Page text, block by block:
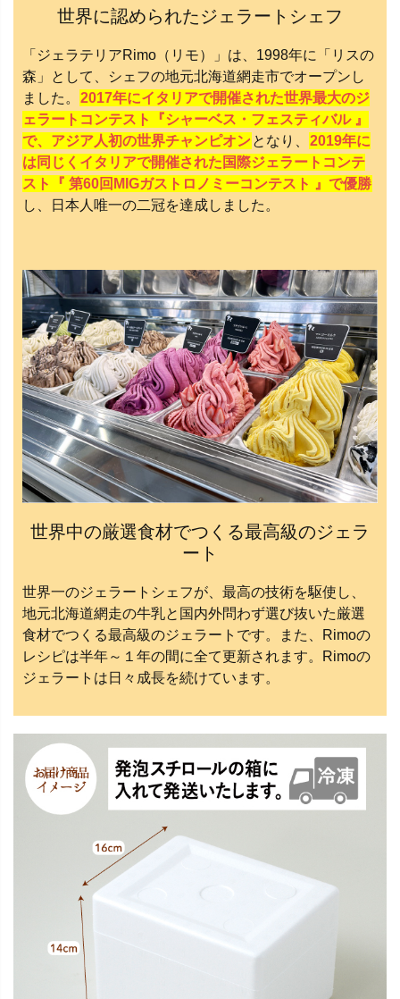
世界に認められたジェラートシェフ
「ジェラテリアRimo（リモ）」は、1998年に「リスの
森」として、シェフの地元北海道網走市でオープンし
ました。 2017年にイタリアで開催された世界最大のジ
ェラートコンテスト『シャーベス・フェスティバル 』
で、アジア人初の世界チャンピオンとなり、 2019年に
は同じくイタリアで開催された国際ジェラートコンテ
スト『 第60回MIGガストロノミーコンテスト 』で優勝
し、日本人唯一の二冠を達成しました。
世界中の厳選食材でつくる最高級のジェラ
ート
世界一のジェラートシェフが、最高の技術を駆使し、
地元北海道網走の牛乳と国内外問わず選び抜いた厳選
食材でつくる最高級のジェラートです。また、Rimoの
レシピは半年～１年の間に全て更新されます。Rimoの
ジェラートは日々成長を続けています。